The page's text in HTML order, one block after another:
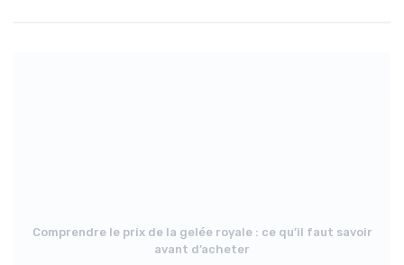
Comprendre le prix de la gelée royale : ce qu’il faut savoir
avant d’acheter